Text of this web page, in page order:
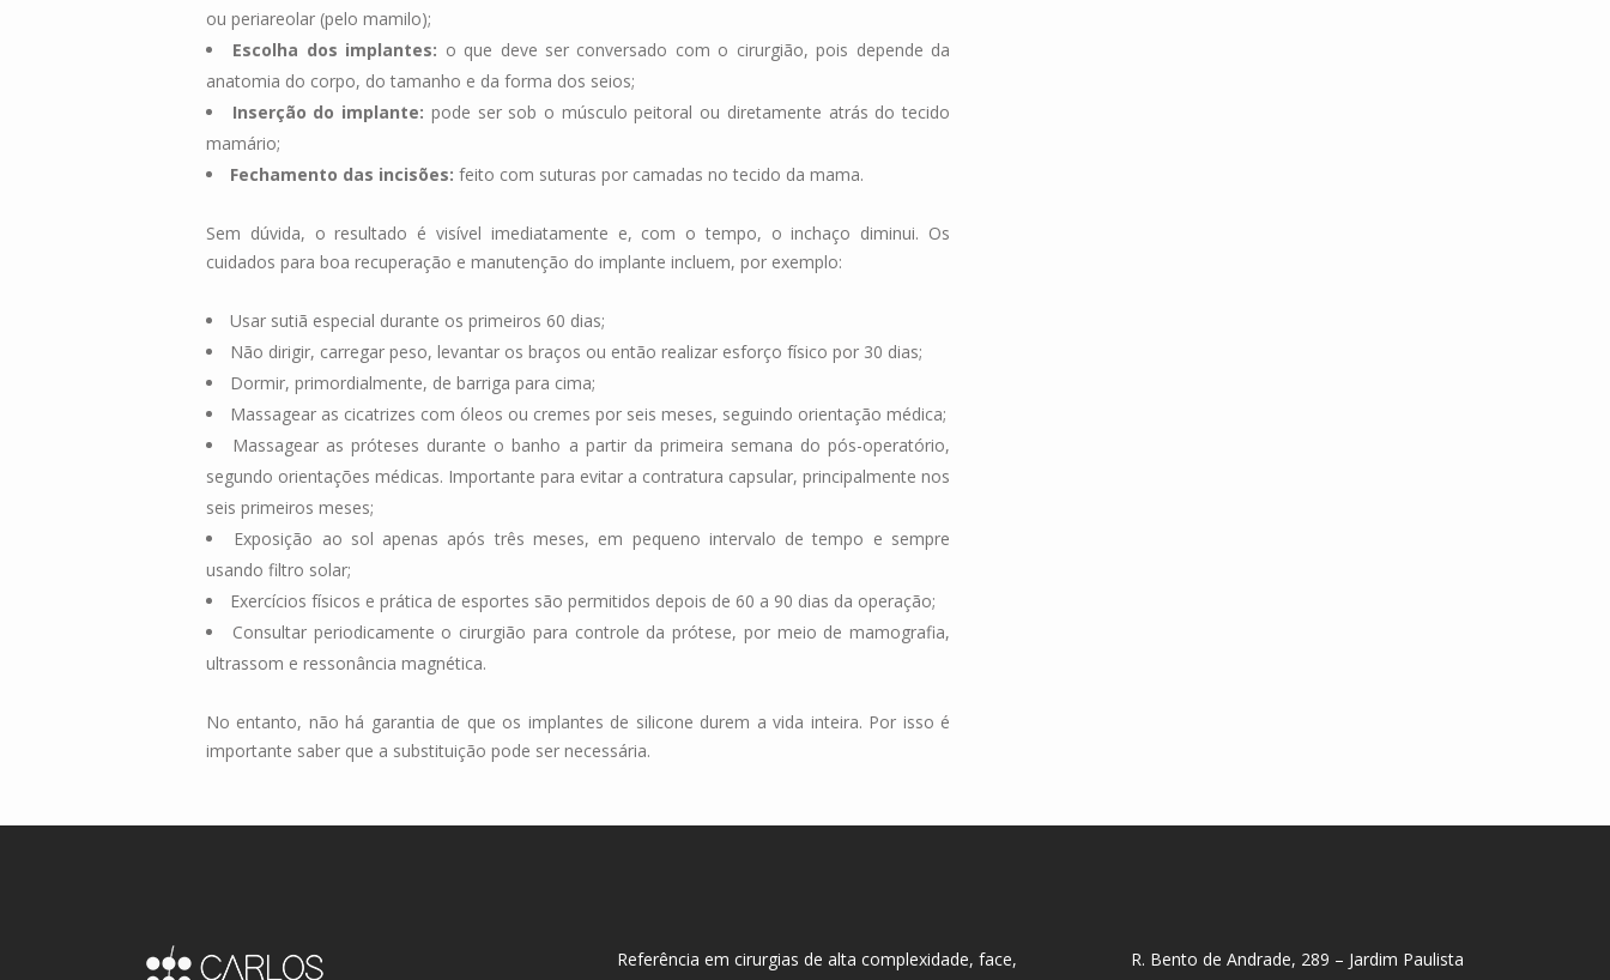
ou periareolar (pelo mamilo);
Escolha dos implantes: o que deve ser conversado com o cirurgião, pois depende da
anatomia do corpo, do tamanho e da forma dos seios;
Inserção do implante: pode ser sob o músculo peitoral ou diretamente atrás do tecido
mamário;
Fechamento das incisões: feito com suturas por camadas no tecido da mama.
Sem dúvida, o resultado é visível imediatamente e, com o tempo, o inchaço diminui. Os
cuidados para boa recuperação e manutenção do implante incluem, por exemplo:
Usar sutiã especial durante os primeiros 60 dias;
Não dirigir, carregar peso, levantar os braços ou então realizar esforço físico por 30 dias;
Dormir, primordialmente, de barriga para cima;
Massagear as cicatrizes com óleos ou cremes por seis meses, seguindo orientação médica;
Massagear as próteses durante o banho a partir da primeira semana do pós-operatório,
segundo orientações médicas. Importante para evitar a contratura capsular, principalmente nos
seis primeiros meses;
Exposição ao sol apenas após três meses, em pequeno intervalo de tempo e sempre
usando filtro solar;
Exercícios físicos e prática de esportes são permitidos depois de 60 a 90 dias da operação;
Consultar periodicamente o cirurgião para controle da prótese, por meio de mamografia,
ultrassom e ressonância magnética.
No entanto, não há garantia de que os implantes de silicone durem a vida inteira. Por isso é
importante saber que a substituição pode ser necessária.
Referência em cirurgias de alta complexidade, face,
R. Bento de Andrade, 289 – Jardim Paulista